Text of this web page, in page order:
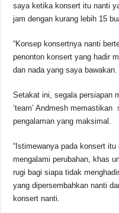
saya ketika konsert itu nanti
jam dengan kurang lebih 15
“Konsep konsertnya nanti
penonton konsert yang hadir
dan nada yang saya bawakan.
Setakat ini, segala persiapan
‘team’ Andmesh
pengalaman yang maksimal.
“Istimewanya pada konsert
mengalami perubahan, khas
rugi bagi siapa tidak
yang dipersembahkan nanti
konsert nanti.